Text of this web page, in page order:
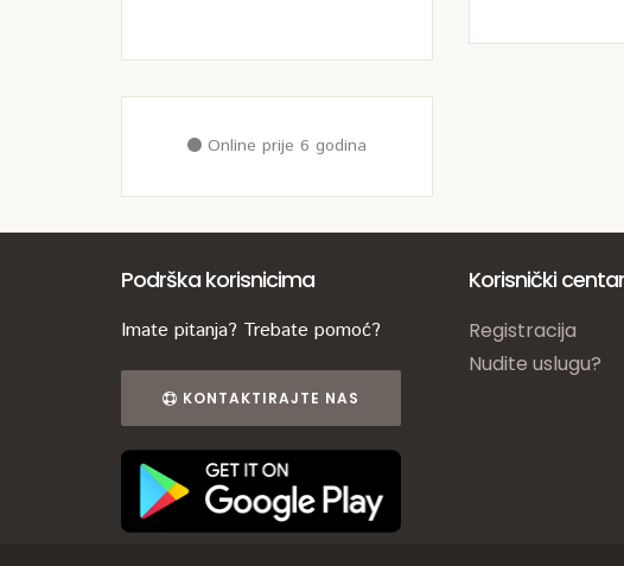
Online prije 6 godina
Podrška korisnicima
Imate pitanja? Trebate pomoć?
KONTAKTIRAJTE NAS
Korisnički centar
Registracija
Nudite uslugu?